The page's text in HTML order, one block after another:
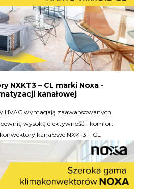
NXKT3 – CL marki Noxa -
kanałowej
HVAC wymagają zaawansowanych
wysoką efektywność i komfort
kanałowe NXKT3 – CL